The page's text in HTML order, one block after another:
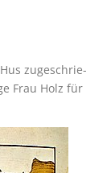
zuge­schrie­
Frau Holz für